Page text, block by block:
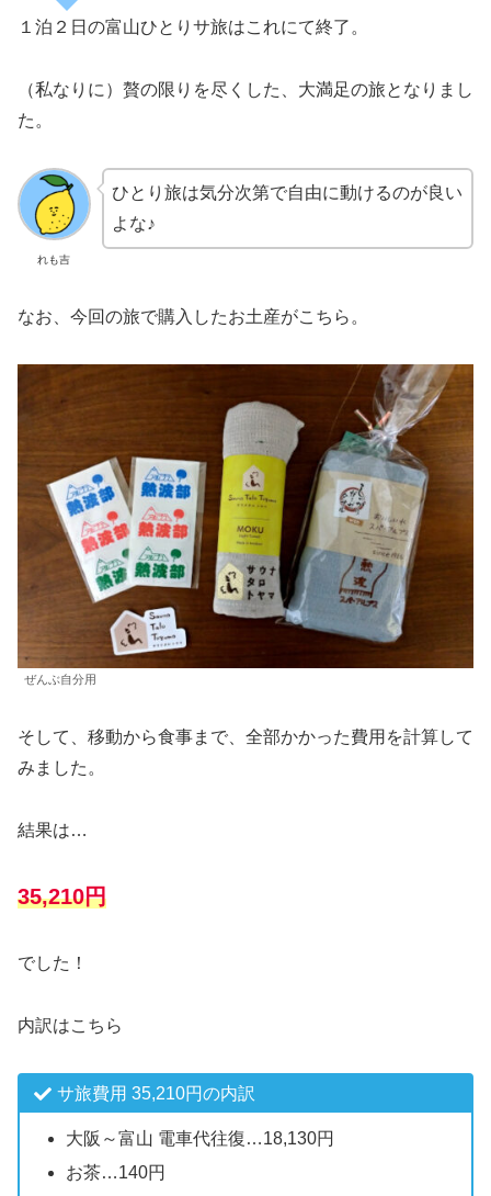
１泊２日の富山ひとりサ旅はこれにて終了。
（私なりに）贅の限りを尽くした、大満足の旅となりまし
た。
れも吉
ひとり旅は気分次第で自由に動けるのが良い
よな♪
なお、今回の旅で購入したお土産がこちら。
ぜんぶ自分用
そして、移動から食事まで、全部かかった費用を計算して
みました。
結果は…
35,210円
でした！
内訳はこちら
サ旅費用 35,210円の内訳
大阪～富山 電車代往復…18,130円
お茶…140円